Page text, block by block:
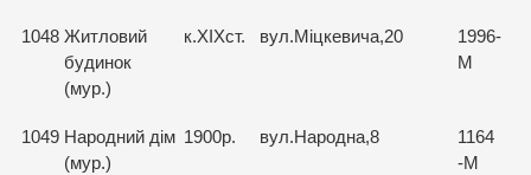
1048 Житловий
будинок
(мур.)
к.ХІХст. вул.Міцкевича,20
1996-
М
1049 Народний дім
(мур.)
1900р. вул.Народна,8
1164
-М